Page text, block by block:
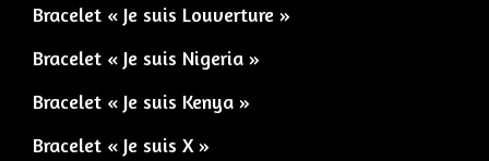
Bracelet « Je suis Louverture »
Bracelet « Je suis Nigeria »
Bracelet « Je suis Kenya »
Bracelet « Je suis X »